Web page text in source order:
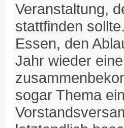
Veranstaltung,
stattfinden
Essen, den
Jahr wieder
sogar Thema